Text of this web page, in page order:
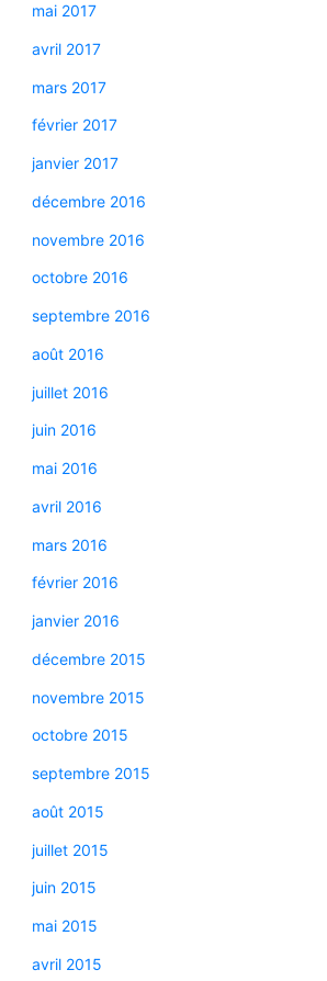
mai 2017
avril 2017
mars 2017
février 2017
janvier 2017
décembre 2016
novembre 2016
octobre 2016
septembre 2016
août 2016
juillet 2016
juin 2016
mai 2016
avril 2016
mars 2016
février 2016
janvier 2016
décembre 2015
novembre 2015
octobre 2015
septembre 2015
août 2015
juillet 2015
juin 2015
mai 2015
avril 2015